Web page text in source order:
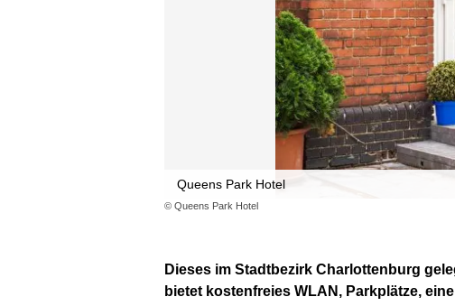
© Queens Park Hotel
Queens Park Hotel
Dieses im Stadtbezirk Charlottenburg
bietet kostenfreies WLAN, Parkplätze,